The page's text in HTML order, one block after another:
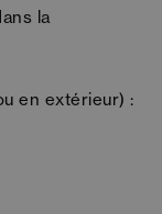
la
en extérieur) :